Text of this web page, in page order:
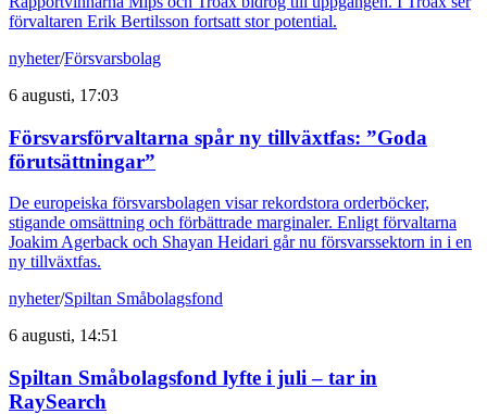
förvaltaren Erik Bertilsson fortsatt stor potential.
nyheter/Försvarsbolag
6 augusti, 17:03
Försvarsförvaltarna spår ny tillväxtfas: ”Goda
förutsättningar”
De europeiska försvarsbolagen visar rekordstora orderböcker,
stigande omsättning och förbättrade marginaler. Enligt förvaltarna
Joakim Agerback och Shayan Heidari går nu försvarssektorn in i en
ny tillväxtfas.
nyheter/Spiltan Småbolagsfond
6 augusti, 14:51
Spiltan Småbolagsfond lyfte i juli – tar in
RaySearch